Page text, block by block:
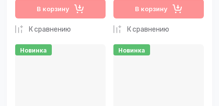
В корзину
К сравнению
В корзину
К сравнению
Новинка Новинка